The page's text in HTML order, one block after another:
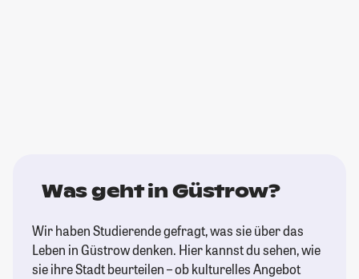
Was geht in Güstrow?
Wir haben Studierende gefragt, was sie über das
Leben in Güstrow denken. Hier kannst du sehen, wie
sie ihre Stadt beurteilen – ob kulturelles Angebot